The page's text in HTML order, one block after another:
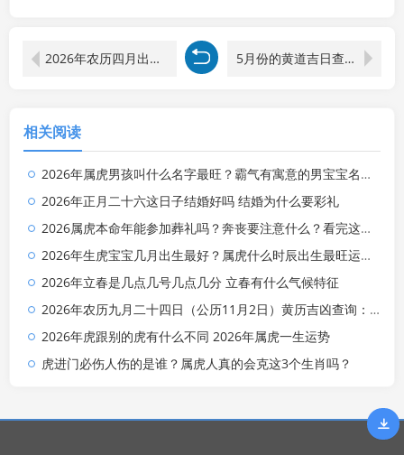
2026年农历四月出生男孩大气有涵养的名字 寓意好的字 5月份的黄道吉日查询2026年 2026年5月黄道吉日查询
相关阅读
2026年属虎男孩叫什么名字最旺？霸气有寓意的男宝宝名字清单
2026年正月二十六这日子结婚好吗 结婚为什么要彩礼
2026属虎本命年能参加葬礼吗？奔丧要注意什么？看完这篇就懂了
2026年生虎宝宝几月出生最好？属虎什么时辰出生最旺运？全解析来了
2026年立春是几点几号几点几分 立春有什么气候特征
2026年农历九月二十四日（公历11月2日）黄历吉凶查询：当天几点是吉时？
2026年虎跟别的虎有什么不同 2026年属虎一生运势
虎进门必伤人伤的是谁？属虎人真的会克这3个生肖吗？